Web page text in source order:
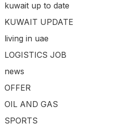
kuwait up to date
KUWAIT UPDATE
living in uae
LOGISTICS JOB
news
OFFER
OIL AND GAS
SPORTS